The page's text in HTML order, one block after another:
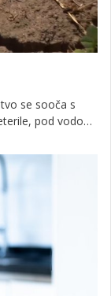
se sooča s
pod vodo